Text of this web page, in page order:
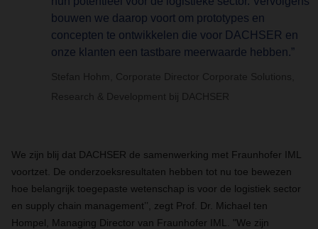
bouwen we daarop voort om prototypes en
concepten te ontwikkelen die voor DACHSER en
onze klanten een tastbare meerwaarde hebben.”
Stefan Hohm, Corporate Director Corporate Solutions,
Research & Development bij DACHSER
We zijn blij dat DACHSER de samenwerking met Fraunhofer IML
voortzet. De onderzoeksresultaten hebben tot nu toe bewezen
hoe belangrijk toegepaste wetenschap is voor de logistiek sector
en supply chain management’’, zegt Prof. Dr. Michael ten
Hompel, Managing Director van Fraunhofer IML. "We zijn